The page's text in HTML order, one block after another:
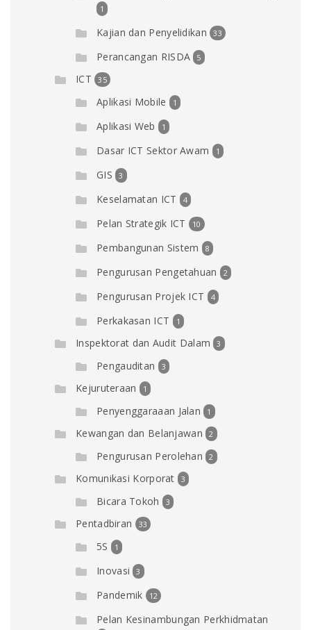
1
Kajian dan Penyelidikan 33
Perancangan RISDA 5
ICT 35
Aplikasi Mobile 1
Aplikasi Web 1
Dasar ICT Sektor Awam 1
GIS 3
Keselamatan ICT 4
Pelan Strategik ICT 10
Pembangunan Sistem 8
Pengurusan Pengetahuan 2
Pengurusan Projek ICT 4
Perkakasan ICT 1
Inspektorat dan Audit Dalam 3
Pengauditan 3
Kejuruteraan 1
Penyenggaraaan Jalan 1
Kewangan dan Belanjawan 2
Pengurusan Perolehan 2
Komunikasi Korporat 3
Bicara Tokoh 3
Pentadbiran 33
5S 1
Inovasi 3
Pandemik 12
Pelan Kesinambungan Perkhidmatan